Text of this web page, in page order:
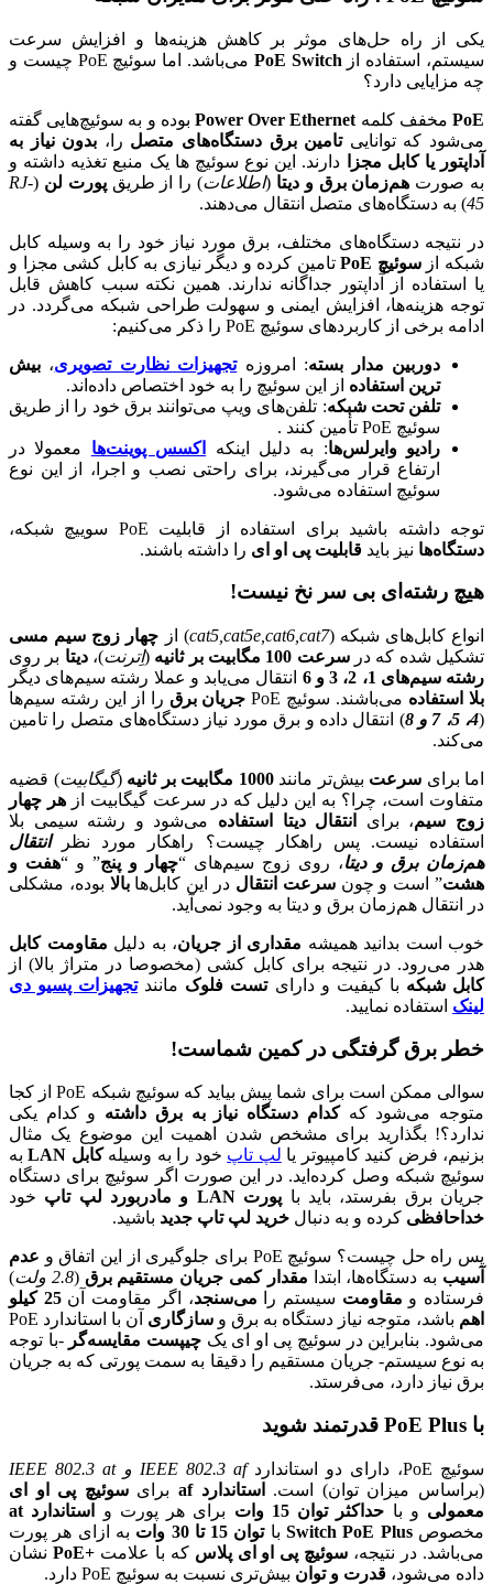
یکی از راه حل‌های موثر بر کاهش هزینه‌ها و افزایش سرعت
سیستم، استفاده از PoE Switch
می‌باشد. اما سوئیچ PoE چیست و
چه مزایایی دارد؟
PoEمخفف کلمه Power Over Ethernet بوده و به سوئیچ‌هایی گفته
می‌شود که تواناییتامین برق دستگاه‌های متصل را، بدون نیاز به
آداپتور یا کابل مجزا
دارند. این نوع سوئیچ ها یک منبع تغذیه داشته و
به صورت هم‌زمان برق و دیتا (اطلاعات) را از طریقپورت لن (
RJ-
45) به دستگاه‌های متصل انتقال می‌دهند.
در نتیجه دستگاه‌های مختلف، برق مورد نیاز خود را به وسیله کابل
شبکه ازسوئیچ PoE
تامین کرده و دیگر نیازی به کابل کشی مجزا و
یا استفاده از آداپتور جداگانه ندارند. همین نکته سبب کاهش قابل
توجه هزینه‌ها، افزایش ایمنی و سهولت طراحی شبکه می‌گردد. در
ادامه برخی از کاربرد‌های سوئیچ PoE را ذکر می‌کنیم:
دوربین مدار بسته: امروزهتجهیزات نظارت تصویری، بیش
ترین استفاده از این سوئیچ را به خود اختصاص داده‌اند.
تلفن تحت شبکه: تلفن‌های ویپ می‌توانند برق خود را از طریق
سوئیچ PoE تأمین کنند .
رادیو وایرلس‌ها: به دلیل اینکه اکسس پوینت‌ها معمولا در
ارتفاع قرار می‌گیرند، برای راحتی نصب و اجرا، از این نوع
سوئیچ استفاده می‌‌شود.
توجه داشته باشید برای استفاده از قابلیت PoE سوییچ شبکه،
دستگاه‌ها نیز باید قابلیت پی او ای را داشته باشند.
هیچ رشته‌ای بی سر نخ نیست!
انواع کابل‌های شبکه (cat5,cat5e,cat6,cat7) از چهار زوج سیم مسی
تشکیل شده که درسرعت 100 مگابیت بر ثانیه (اِترنت)،دیتا بر روی
رشته سیم‌های 1، 2، 3 و 6
انتقال می‌یابد و عملا رشته سیم‌های دیگر
بلا استفاده می‌باشند. سوئیچ PoE جریان برق را از این رشته سیم‌ها
(4، 5، 7 و 8
) انتقال داده و برق مورد نیاز دستگاه‌های متصل را تامین
می‌کند.
اما برای سرعت بیش‌تر مانند1000 مگابیت بر ثانیه (گیگابیت) قضیه
متفاوت است، چرا؟ به این دلیل که در سرعت گیگابیت ازهر چهار
زوج سیم، برای انتقال دیتا استفاده می‌شود و رشته سیمی بلا
استفاده نیست. پس راهکار چیست؟ راهکار مورد نظرانتقال
هم‌زمان برق و دیتا، روی زوج سیم‌های “چهار و پنج” و “هفت و
هشت” است و چونسرعت انتقال در این کابل‌هابالا بوده، مشکلی
در انتقال هم‌زمان برق و دیتا به وجود نمی‌آید.
خوب است بدانید همیشه مقداری از جریان، به دلیل مقاومت کابل
هدر می‌رود. در نتیجه برای کابل کشی (مخصوصا در متراژ بالا) از
کابل‌ شبکه با کیفیت و دارایتست فلوک مانندتجهیزات پسیو دی
لینک استفاده نمایید.
خطر برق گرفتگی در کمین شماست!
سوالی ممکن است برای شما پیش بیاید که سوئیچ شبکه PoE از کجا
متوجه می‌شود کهکدام دستگاه نیاز به برق داشته و کدام یکی
ندارد؟! بگذارید برای مشخص شدن اهمیت این موضوع یک مثال
بزنیم، فرض کنید کامپیوتر یا لپ تاپ خود را به وسیلهکابل LAN
به
سوئیچ شبکه وصل کرده‌اید. در این صورت اگر سوئیچ برای دستگاه
جریان برق بفرستد، باید با پورت LAN و مادربورد لپ تاپ
خود
خداحافظی کرده و به دنبال خرید لپ تاپ جدید باشید.
پس راه حل چیست؟ سوئیچ PoE برای جلوگیری از این اتفاق و
عدم
آسیب به دستگاه‌ها، ابتدا مقدار کمی جریان مستقیم برق (2.8 ولت
)
فرستاده و مقاومت سیستم را می‌سنجد، اگر مقاومت آن
25 کیلو
اهم باشد، متوجه نیاز دستگاه به برق و سازگاری
آن با استاندارد PoE
می‌شود. بنابراین در سوئیچ پی او ای یکچیپست مقایسه‌گر-با توجه
به نوع سیستم- جریان مستقیم را دقیقا به سمت پورتی که به جریان
برق نیاز دارد، می‌فرستد.
با PoE Plus قدرتمند شوید
سوئیچ PoE، دارای دو استاندارد
IEEE 802.3 af و IEEE 802.3 at
(براساس میزان توان) است.
استاندارد af برایسوئیچ پی او ای
معمولی و با حداکثر توان 15 وات برای هر پورت و
استاندارد at
مخصوصSwitch PoE Plusباتوان 15 تا 30 وات
به ازای هر پورت
می‌باشد. در نتیجه، سوئیچ پی او ای پلاس که با علامت+PoE
نشان
داده می‌شود، قدرت و توان بیش‌تری نسبت به سوئیچ PoE دارد.